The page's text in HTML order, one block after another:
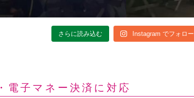
さらに読み込む Instagram でフォロー
・電子マネー決済に対応